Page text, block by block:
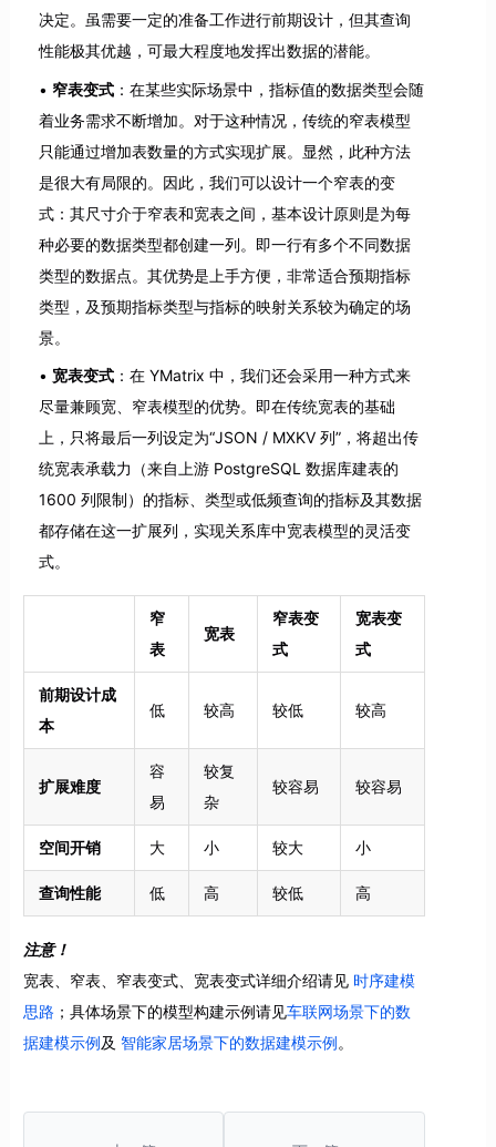
决定。虽需要一定的准备工作进行前期设计，但其查询
性能极其优越，可最大程度地发挥出数据的潜能。
窄表变式：在某些实际场景中，指标值的数据类型会随
着业务需求不断增加。对于这种情况，传统的窄表模型
只能通过增加表数量的方式实现扩展。显然，此种方法
是很大有局限的。因此，我们可以设计一个窄表的变
式：其尺寸介于窄表和宽表之间，基本设计原则是为每
种必要的数据类型都创建一列。即一行有多个不同数据
类型的数据点。其优势是上手方便，非常适合预期指标
类型，及预期指标类型与指标的映射关系较为确定的场
景。
宽表变式：在 YMatrix 中，我们还会采用一种方式来
尽量兼顾宽、窄表模型的优势。即在传统宽表的基础
上，只将最后一列设定为“JSON / MXKV 列”，将超出传
统宽表承载力（来自上游 PostgreSQL 数据库建表的
1600 列限制）的指标、类型或低频查询的指标及其数据
都存储在这一扩展列，实现关系库中宽表模型的灵活变
式。
窄
表
宽表
窄表变
式
宽表变
式
前期设计成
本
低 较高 较低 较高
扩展难度
容
易
较复
杂
较容易 较容易
空间开销 大 小 较大 小
查询性能 低 高 较低 高
注意！
宽表、窄表、窄表变式、宽表变式详细介绍请见 时序建模
思路 ；具体场景下的模型构建示例请见车联网场景下的数
据建模示例及 智能家居场景下的数据建模示例。